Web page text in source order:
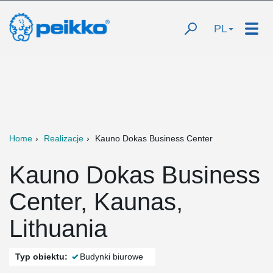
PL
Home Realizacje Kauno Dokas Business Center
Kauno Dokas Business
Center, Kaunas,
Lithuania
Typ obiektu: Budynki biurowe